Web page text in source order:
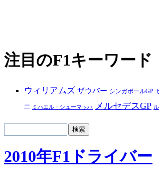
注目のF1キーワード
ウィリアムズ ザウバー シンガポールGP
ー ミハエル・シューマッハ メルセデスGP
2010年F1ドライバー